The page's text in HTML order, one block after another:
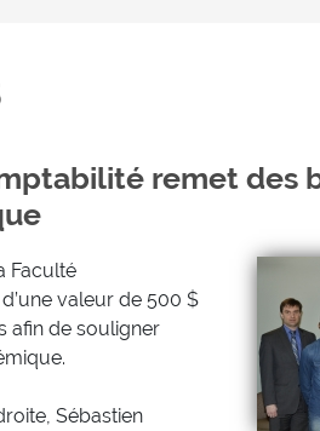
remet des
Faculté
valeur de 500 $
afin de souligner
Sébastien